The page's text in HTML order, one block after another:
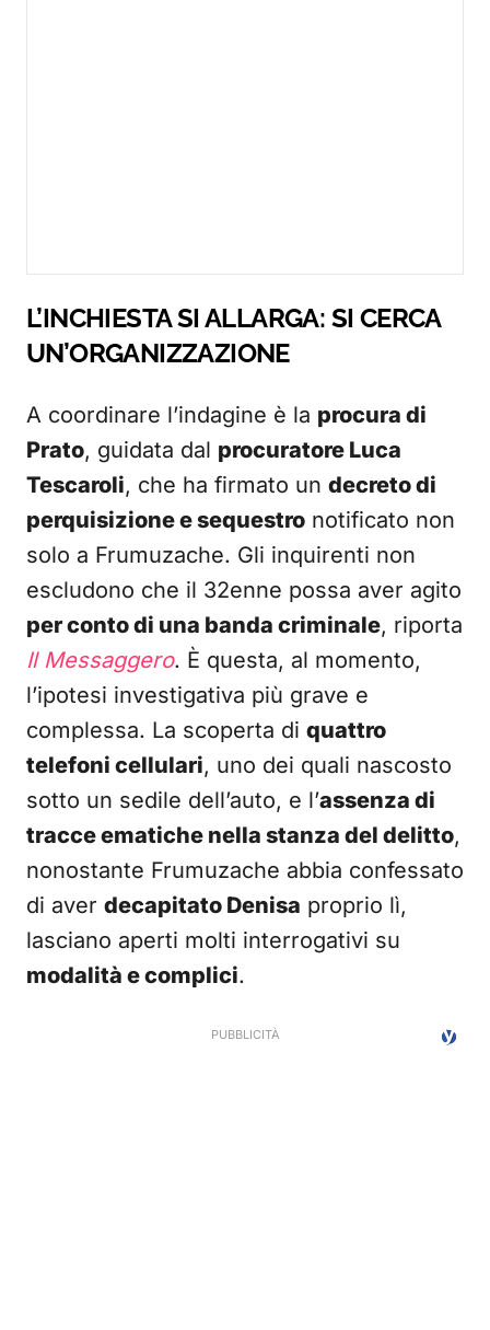
L’INCHIESTA SI ALLARGA: SI CERCA
UN’ORGANIZZAZIONE
A coordinare l’indagine è la procura di
Prato, guidata dal procuratore Luca
Tescaroli, che ha firmato un decreto di
perquisizione e sequestro notificato non
solo a Frumuzache. Gli inquirenti non
escludono che il 32enne possa aver agito
per conto di una banda criminale, riporta
Il Messaggero. È questa, al momento,
l’ipotesi investigativa più grave e
complessa. La scoperta di quattro
telefoni cellulari, uno dei quali nascosto
sotto un sedile dell’auto, e l’assenza di
tracce ematiche nella stanza del delitto,
nonostante Frumuzache abbia confessato
di aver decapitato Denisa proprio lì,
lasciano aperti molti interrogativi su
modalità e complici.